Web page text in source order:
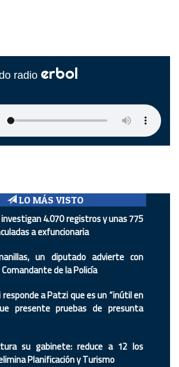
radio erbol
LO MÁS VISTO
4.070 registros y unas 775
a exfuncionaria
un diputado advierte con
de la Policía
a Patzi que es un “inútil en
presente pruebas de presunta
su gabinete: reduce a 12 los
Planificación y Turismo